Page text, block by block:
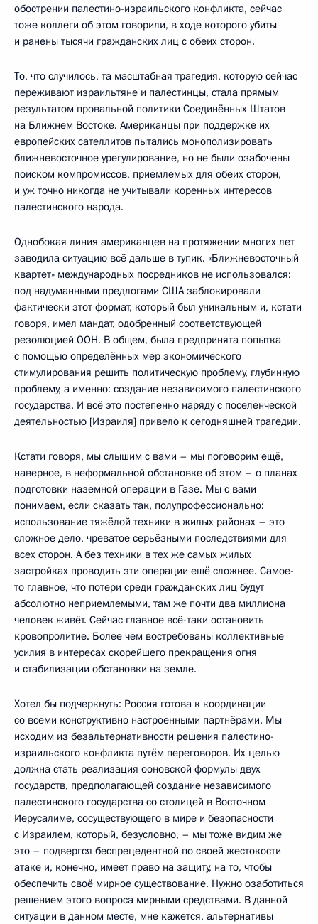
обострении палестино-израильского конфликта, сейчас
тоже коллеги об этом говорили, в ходе которого убиты
и ранены тысячи гражданских лиц с обеих сторон.
То, что случилось, та масштабная трагедия, которую сейчас
переживают израильтяне и палестинцы, стала прямым
результатом провальной политики Соединённых Штатов
на Ближнем Востоке. Американцы при поддержке их
европейских сателлитов пытались монополизировать
ближневосточное урегулирование, но не были озабочены
поиском компромиссов, приемлемых для обеих сторон,
и уж точно никогда не учитывали коренных интересов
палестинского народа.
Однобокая линия американцев на протяжении многих лет
заводила ситуацию всё дальше в тупик. «Ближневосточный
квартет» международных посредников не использовался:
под надуманными предлогами США заблокировали
фактически этот формат, который был уникальным и, кстати
говоря, имел мандат, одобренный соответствующей
резолюцией ООН. В общем, была предпринята попытка
с помощью определённых мер экономического
стимулирования решить политическую проблему, глубинную
проблему, а именно: создание независимого палестинского
государства. И всё это постепенно наряду с поселенческой
деятельностью [Израиля] привело к сегодняшней трагедии.
Кстати говоря, мы слышим с вами – мы поговорим ещё,
наверное, в неформальной обстановке об этом – о планах
подготовки наземной операции в Газе. Мы с вами
понимаем, если сказать так, полупрофессионально:
использование тяжёлой техники в жилых районах – это
сложное дело, чреватое серьёзными последствиями для
всех сторон. А без техники в тех же самых жилых
застройках проводить эти операции ещё сложнее. Самое-
то главное, что потери среди гражданских лиц будут
абсолютно неприемлемыми, там же почти два миллиона
человек живёт. Сейчас главное всё-таки остановить
кровопролитие. Более чем востребованы коллективные
усилия в интересах скорейшего прекращения огня
и стабилизации обстановки на земле.
Хотел бы подчеркнуть: Россия готова к координации
со всеми конструктивно настроенными партнёрами. Мы
исходим из безальтернативности решения палестино-
израильского конфликта путём переговоров. Их целью
должна стать реализация ооновской формулы двух
государств, предполагающей создание независимого
палестинского государства со столицей в Восточном
Иерусалиме, сосуществующего в мире и безопасности
с Израилем, который, безусловно, – мы тоже видим же
это – подвергся беспрецедентной по своей жестокости
атаке и, конечно, имеет право на защиту, на то, чтобы
обеспечить своё мирное существование. Нужно озаботиться
решением этого вопроса мирными средствами. В данной
ситуации в данном месте, мне кажется, альтернативы